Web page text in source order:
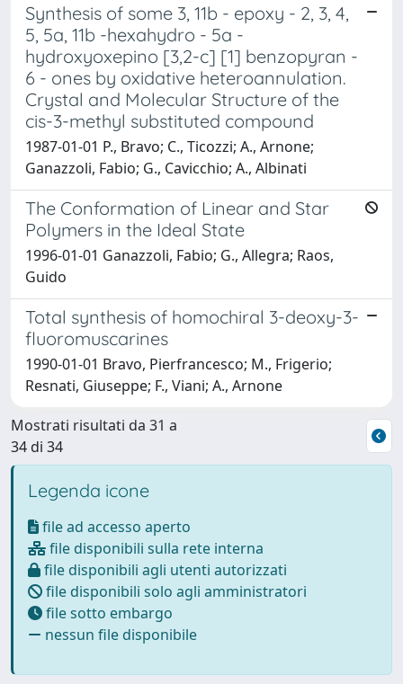
Synthesis of some 3, 11b - epoxy - 2, 3, 4,
5, 5a, 11b -hexahydro - 5a -
hydroxyoxepino [3,2-c] [1] benzopyran -
6 - ones by oxidative heteroannulation.
Crystal and Molecular Structure of the
cis-3-methyl substituted compound
1987-01-01 P., Bravo; C., Ticozzi; A., Arnone;
Ganazzoli, Fabio; G., Cavicchio; A., Albinati
The Conformation of Linear and Star
Polymers in the Ideal State
1996-01-01 Ganazzoli, Fabio; G., Allegra; Raos,
Guido
Total synthesis of homochiral 3-deoxy-3-
fluoromuscarines
1990-01-01 Bravo, Pierfrancesco; M., Frigerio;
Resnati, Giuseppe; F., Viani; A., Arnone
Mostrati risultati da 31 a
34 di 34
Legenda icone
file ad accesso aperto
file disponibili sulla rete interna
file disponibili agli utenti autorizzati
file disponibili solo agli amministratori
file sotto embargo
nessun file disponibile